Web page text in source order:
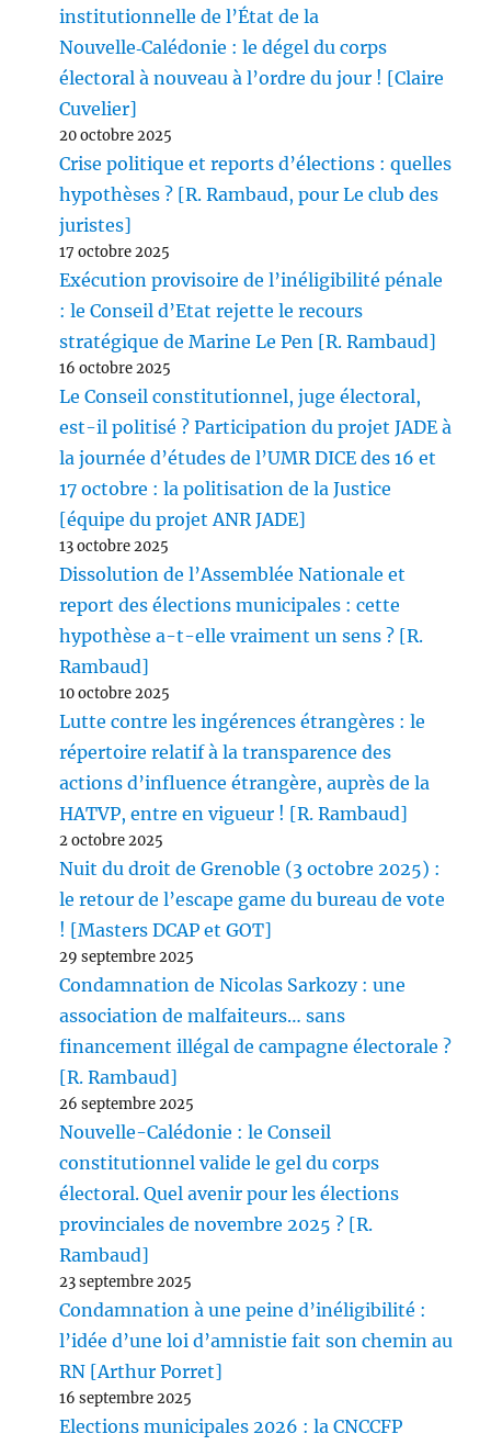
institutionnelle de l’État de la
Nouvelle‑Calédonie : le dégel du corps
électoral à nouveau à l’ordre du jour ! [Claire
Cuvelier]
20 octobre 2025
Crise politique et reports d’élections : quelles
hypothèses ? [R. Rambaud, pour Le club des
juristes]
17 octobre 2025
Exécution provisoire de l’inéligibilité pénale
: le Conseil d’Etat rejette le recours
stratégique de Marine Le Pen [R. Rambaud]
16 octobre 2025
Le Conseil constitutionnel, juge électoral,
est-il politisé ? Participation du projet JADE à
la journée d’études de l’UMR DICE des 16 et
17 octobre : la politisation de la Justice
[équipe du projet ANR JADE]
13 octobre 2025
Dissolution de l’Assemblée Nationale et
report des élections municipales : cette
hypothèse a-t-elle vraiment un sens ? [R.
Rambaud]
10 octobre 2025
Lutte contre les ingérences étrangères : le
répertoire relatif à la transparence des
actions d’influence étrangère, auprès de la
HATVP, entre en vigueur ! [R. Rambaud]
2 octobre 2025
Nuit du droit de Grenoble (3 octobre 2025) :
le retour de l’escape game du bureau de vote
! [Masters DCAP et GOT]
29 septembre 2025
Condamnation de Nicolas Sarkozy : une
association de malfaiteurs… sans
financement illégal de campagne électorale ?
[R. Rambaud]
26 septembre 2025
Nouvelle-Calédonie : le Conseil
constitutionnel valide le gel du corps
électoral. Quel avenir pour les élections
provinciales de novembre 2025 ? [R.
Rambaud]
23 septembre 2025
Condamnation à une peine d’inéligibilité :
l’idée d’une loi d’amnistie fait son chemin au
RN [Arthur Porret]
16 septembre 2025
Elections municipales 2026 : la CNCCFP